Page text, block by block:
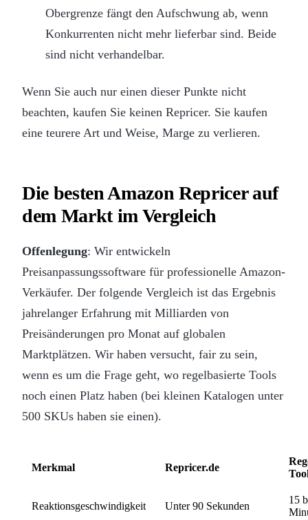
Obergrenze fängt den Aufschwung ab, wenn
Konkurrenten nicht mehr lieferbar sind. Beide
sind nicht verhandelbar.
Wenn Sie auch nur einen dieser Punkte nicht
beachten, kaufen Sie keinen Repricer. Sie kaufen
eine teurere Art und Weise, Marge zu verlieren.
Die besten Amazon Repricer auf
dem Markt im Vergleich
Offenlegung: Wir entwickeln
Preisanpassungssoftware für professionelle Amazon-
Verkäufer. Der folgende Vergleich ist das Ergebnis
jahrelanger Erfahrung mit Milliarden von
Preisänderungen pro Monat auf globalen
Marktplätzen. Wir haben versucht, fair zu sein,
wenn es um die Frage geht, wo regelbasierte Tools
noch einen Platz haben (bei kleinen Katalogen unter
500 SKUs haben sie einen).
Merkmal Repricer.de
Reaktionsgeschwindigkeit Unter 90 Sekunden
15